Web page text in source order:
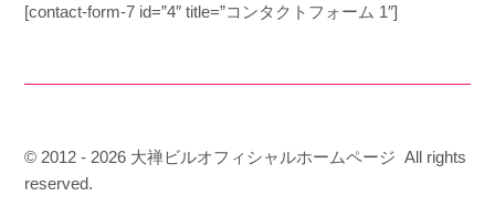
[contact-form-7 id=”4″ title=”コンタクトフォーム 1″]
© 2012 - 2026 大禅ビルオフィシャルホームページ All rights
reserved.